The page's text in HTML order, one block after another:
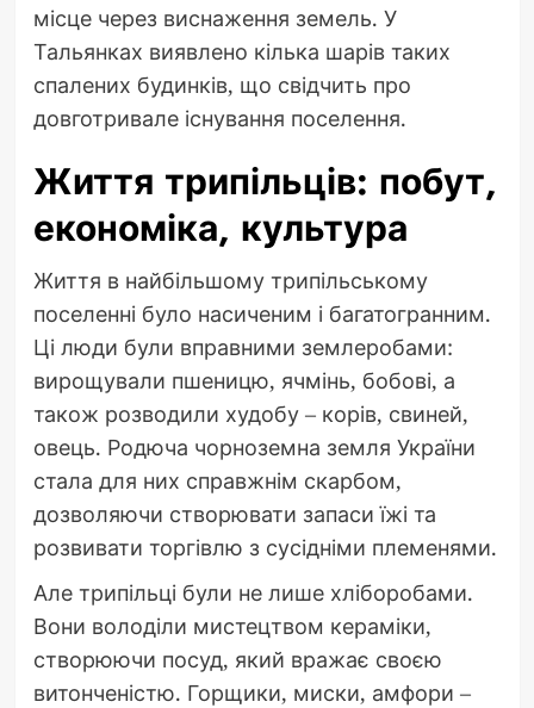
місце через виснаження земель. У
Тальянках виявлено кілька шарів таких
спалених будинків, що свідчить про
довготривале існування поселення.
Життя трипільців: побут,
економіка, культура
Життя в найбільшому трипільському
поселенні було насиченим і багатогранним.
Ці люди були вправними землеробами:
вирощували пшеницю, ячмінь, бобові, а
також розводили худобу – корів, свиней,
овець. Родюча чорноземна земля України
стала для них справжнім скарбом,
дозволяючи створювати запаси їжі та
розвивати торгівлю з сусідніми племенями.
Але трипільці були не лише хліборобами.
Вони володіли мистецтвом кераміки,
створюючи посуд, який вражає своєю
витонченістю. Горщики, миски, амфори –